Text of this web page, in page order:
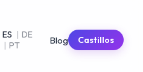
ES | DE
| PT Blog Castillos